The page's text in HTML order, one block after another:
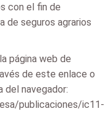
con el fin de
de seguros agrarios
página web de
de este enlace o
del navegador:
publicaciones/ic11-